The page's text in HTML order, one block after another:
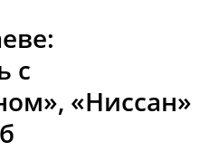
с
«Ниссан»